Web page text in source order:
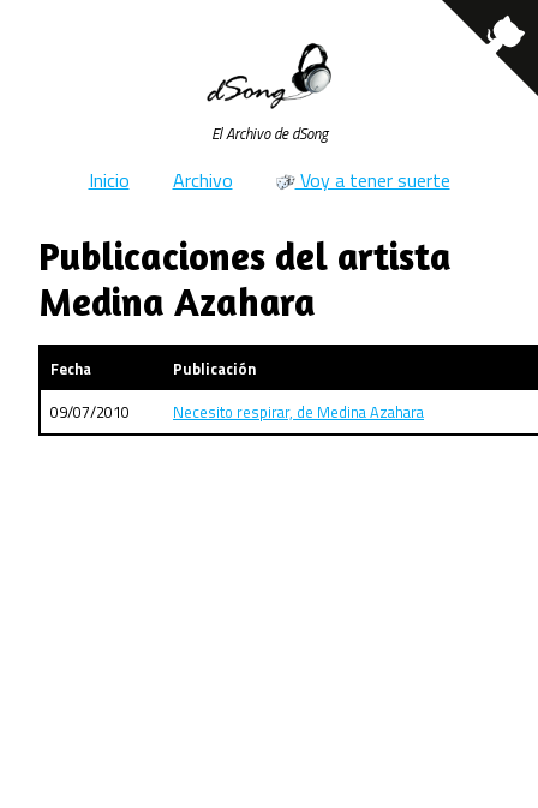
El Archivo de dSong
Inicio Archivo Voy a tener suerte
Publicaciones del artista
Medina Azahara
Fecha
Publicación
09/07/2010
Necesito respirar, de Medina Azahara